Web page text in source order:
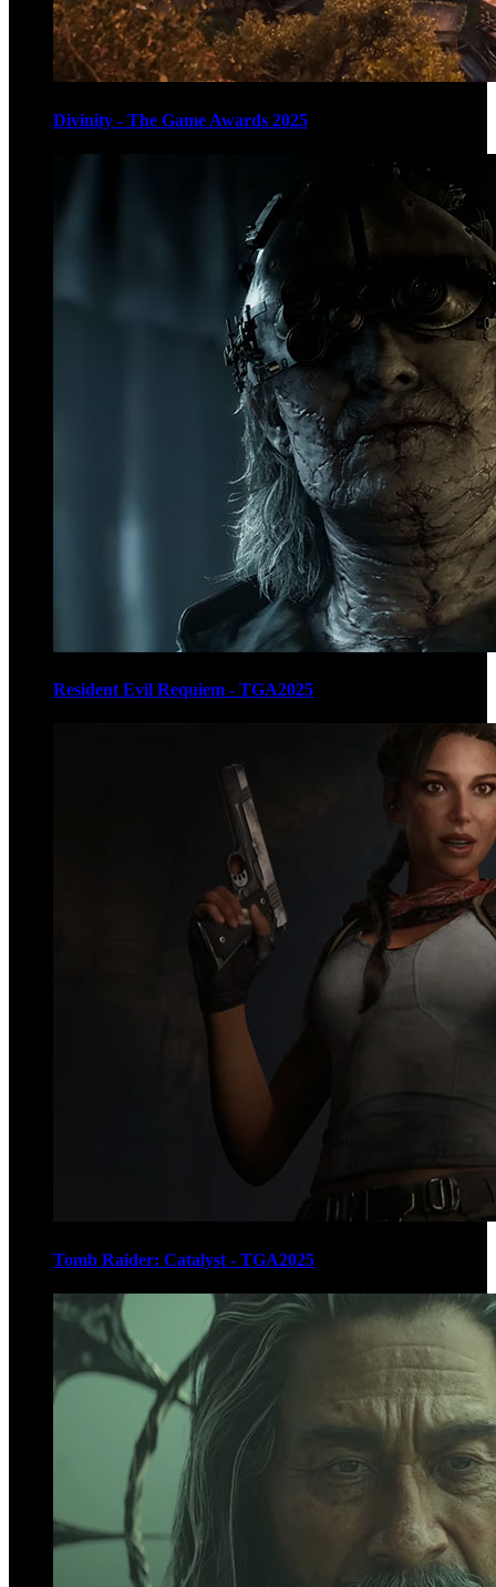
Divinity - The Game Awards 2025
Resident Evil Requiem - TGA2025
Tomb Raider: Catalyst - TGA2025